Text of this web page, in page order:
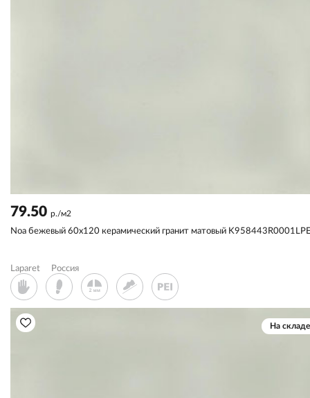
79.50 р./м2
Noa бежевый 60x120 керамический гранит матовый
Laparet Россия
На складе